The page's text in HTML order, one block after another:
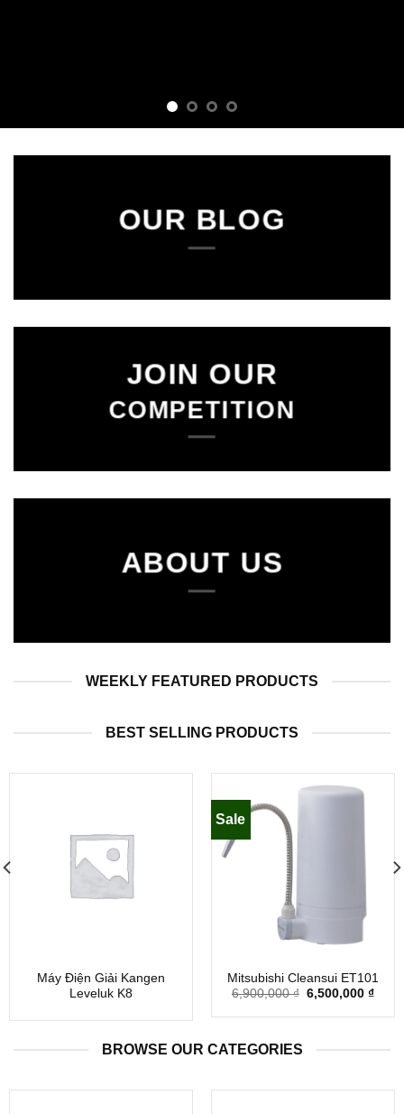
OUR BLOG
JOIN OUR
COMPETITION
ABOUT US
WEEKLY FEATURED PRODUCTS
BEST SELLING PRODUCTS
Máy Điện Giải Kangen
Leveluk K8
Sale
Mitsubishi Cleansui ET101
6,900,000₫ 6,500,000₫
BROWSE OUR CATEGORIES